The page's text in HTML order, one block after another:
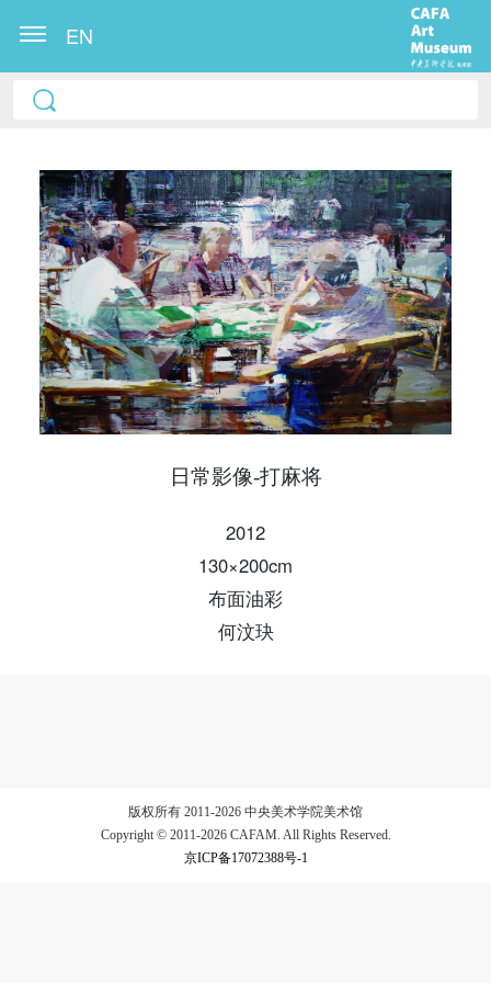
EN
日常影像-打麻将
2012
130×200cm
布面油彩
何汶玦
版权所有 2011-2026 中央美术学院美术馆
Copyright © 2011-2026 CAFAM. All Rights Reserved.
京ICP备17072388号-1
快捷登录 帐号密码登录
手机号码
发送验证码
可使用雅昌艺术网会员账户登录